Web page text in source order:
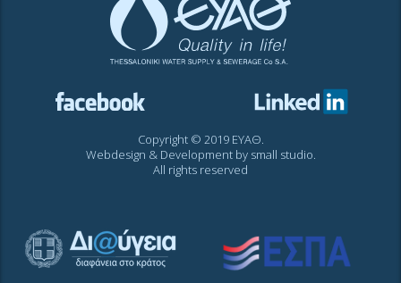
Copyright © 2019 ΕΥΑΘ.
Webdesign & Development by small studio.
All rights reserved